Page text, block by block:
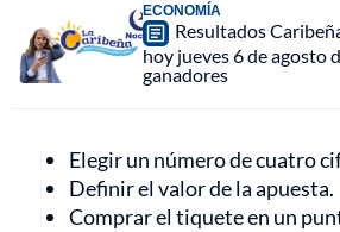
ECONOMÍA
Resultados
hoy jueves 6 de agosto
ganadores
Elegir un número de cuatro
Definir el valor de la apuesta.
Comprar el tiquete en un